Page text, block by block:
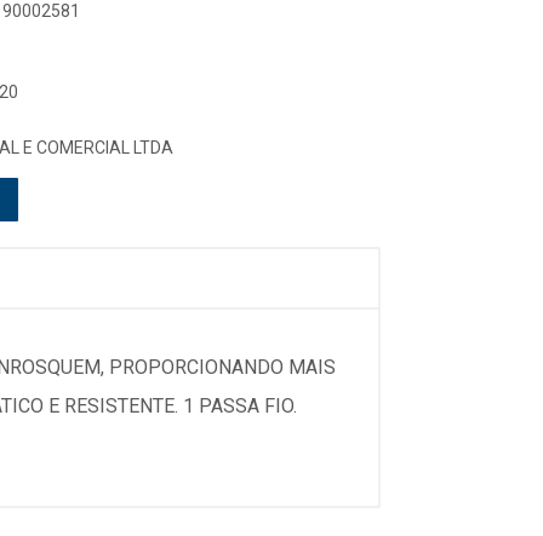
E COMERCIAL LTDA
PROPORCIONANDO MAIS
E RESISTENTE. 1 PASSA FIO.